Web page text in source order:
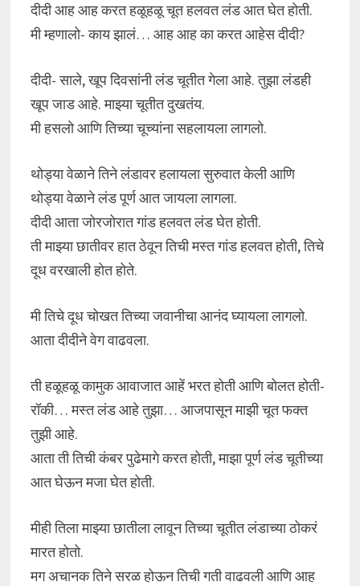
दीदी आह आह करत हळूहळू चूत हलवत लंड आत घेत होती.
मी म्हणालो- काय झालं… आह आह का करत आहेस दीदी?
दीदी- साले, खूप दिवसांनी लंड चूतीत गेला आहे. तुझा लंडही
खूप जाड आहे. माझ्या चूतीत दुखतंय.
मी हसलो आणि तिच्या चूच्यांना सहलायला लागलो.
थोड्या वेळाने तिने लंडावर हलायला सुरुवात केली आणि
थोड्या वेळाने लंड पूर्ण आत जायला लागला.
दीदी आता जोरजोरात गांड हलवत लंड घेत होती.
ती माझ्या छातीवर हात ठेवून तिची मस्त गांड हलवत होती, तिचे
दूध वरखाली होत होते.
मी तिचे दूध चोखत तिच्या जवानीचा आनंद घ्यायला लागलो.
आता दीदीने वेग वाढवला.
ती हळूहळू कामुक आवाजात आहें भरत होती आणि बोलत होती-
रॉकी… मस्त लंड आहे तुझा… आजपासून माझी चूत फक्त
तुझी आहे.
आता ती तिची कंबर पुढेमागे करत होती, माझा पूर्ण लंड चूतीच्या
आत घेऊन मजा घेत होती.
मीही तिला माझ्या छातीला लावून तिच्या चूतीत लंडाच्या ठोकरं
मारत होतो.
मग अचानक तिने सरळ होऊन तिची गती वाढवली आणि आह